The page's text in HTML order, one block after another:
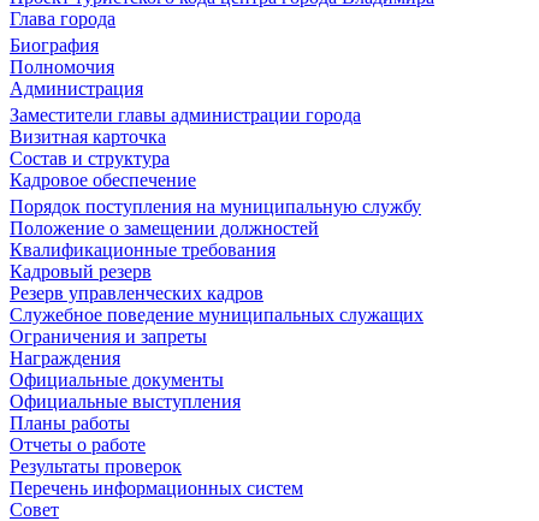
Глава города
Биография
Полномочия
Администрация
Заместители главы администрации города
Визитная карточка
Состав и структура
Кадровое обеспечение
Порядок поступления на муниципальную службу
Положение о замещении должностей
Квалификационные требования
Кадровый резерв
Резерв управленческих кадров
Служебное поведение муниципальных служащих
Ограничения и запреты
Награждения
Официальные документы
Официальные выступления
Планы работы
Отчеты о работе
Результаты проверок
Перечень информационных систем
Совет